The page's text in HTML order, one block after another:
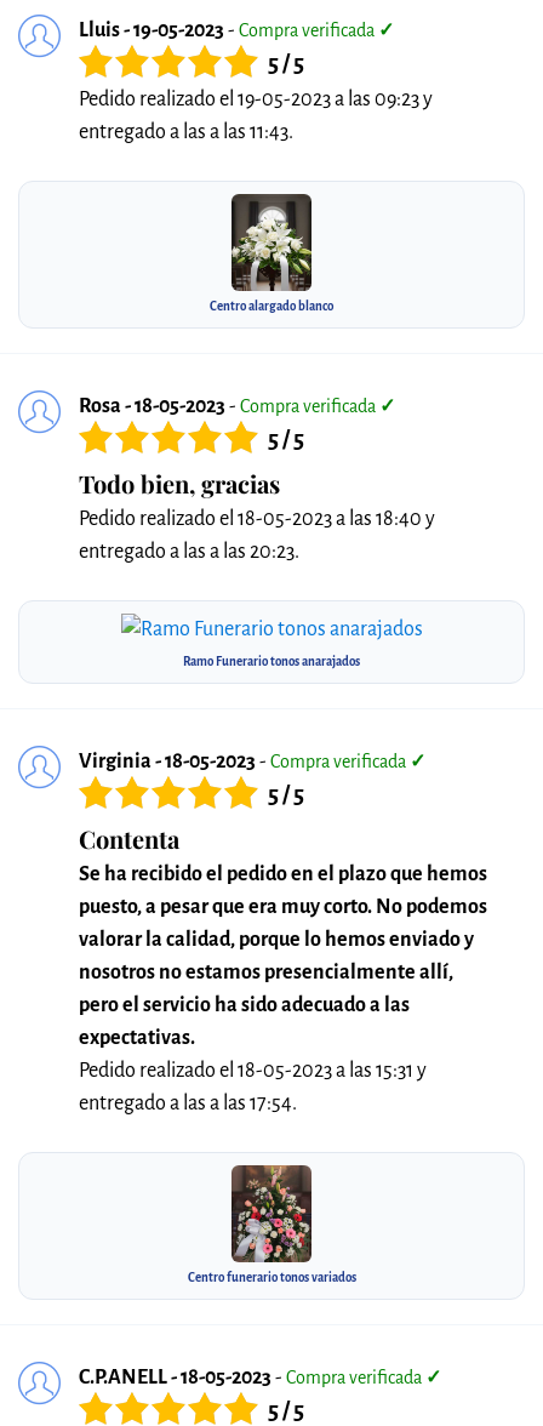
Lluis - 19-05-2023 - Compra verificada ✓
5 / 5
Pedido realizado el 19-05-2023 a las 09:23 y
entregado a las a las 11:43.
Centro alargado blanco
Rosa - 18-05-2023 - Compra verificada ✓
5 / 5
Todo bien, gracias
Pedido realizado el 18-05-2023 a las 18:40 y
entregado a las a las 20:23.
Ramo Funerario tonos anarajados
Virginia - 18-05-2023 - Compra verificada ✓
5 / 5
Contenta
Se ha recibido el pedido en el plazo que hemos
puesto, a pesar que era muy corto. No podemos
valorar la calidad, porque lo hemos enviado y
nosotros no estamos presencialmente allí,
pero el servicio ha sido adecuado a las
expectativas.
Pedido realizado el 18-05-2023 a las 15:31 y
entregado a las a las 17:54.
Centro funerario tonos variados
C.P.ANELL - 18-05-2023 - Compra verificada ✓
5 / 5